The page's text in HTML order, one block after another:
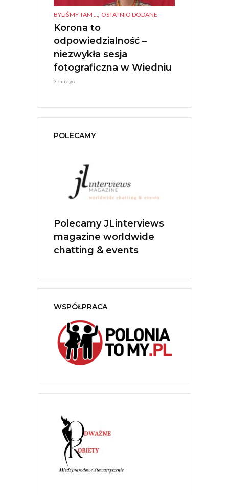
BYLIŚMY TAM ..., OSTATNIO DODANE
Korona to
odpowiedzialność –
niezwykła sesja
fotograficzna w Wiedniu
3 dni ago
POLECAMY
Polecamy JLinterviews
magazine worldwide
chatting & events
WSPÓŁPRACA